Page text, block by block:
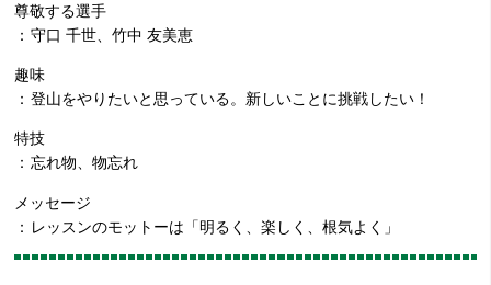
尊敬する選手
守口 千世、竹中 友美恵
趣味
登山をやりたいと思っている。新しいことに挑戦したい！
特技
忘れ物、物忘れ
メッセージ
レッスンのモットーは「明るく、楽しく、根気よく」